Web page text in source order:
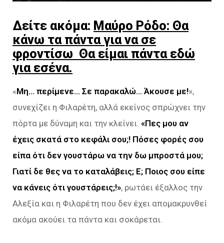
Δείτε ακόμα: Μαύρο Ρόδο: Θα
κάνω τα πάντα για να σε
φροντίσω Θα είμαι πάντα εδώ
για εσένα.
«Μη… περίμενε… Σε παρακαλώ… Άκουσε με!»,
συνεχίζει η Φιλαρέτη, αλλά εκείνος σπρώχνει την
πόρτα με δύναμη και την κλείνει. «Πες μου αν
έχεις σκατά στο κεφάλι σου;! Πόσες φορές σου
είπα ότι δεν γουστάρω να την δω μπροστά μου;
Γιατί δε θες να το καταλάβεις; Ε; Ποιος σου είπε
να κάνεις ότι γουστάρεις;!», ρωτάει έξαλλος την
Αλεξία και η Φιλαρέτη που δεν έχει απομακρυνθεί
ακόμα ακούει τα πάντα και σοκάρεται.